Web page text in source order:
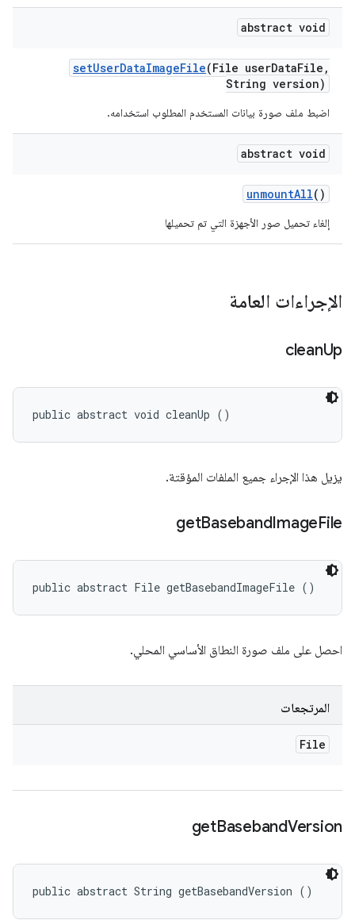
abstract void
setUserDataImageFile(File userDataFile ,
String version)
اضبط ملف صورة بيانات المستخدم المطلوب استخدامه.
abstract void
unmountAll()
إلغاء تحميل صور الأجهزة التي تم تحميلها
الإجراءات العامة
cleanUp
public abstract void cleanUp ()
يزيل هذا الإجراء جميع الملفات المؤقتة.
getBasebandImageFile
public abstract File getBasebandImageFile ()
احصل على ملف صورة النطاق الأساسي المحلي.
المرتجعات
File
getBasebandVersion
public abstract String getBasebandVersion ()